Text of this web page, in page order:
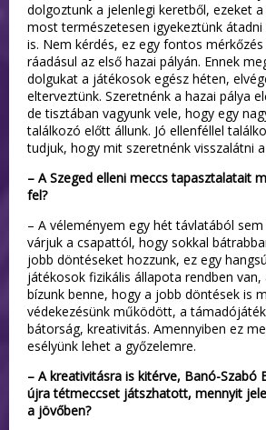
dolgoztunk a jelenlegi keretből, ezeket
most természetesen igyekeztünk
is. Nem kérdés, ez egy fontos
ráadásul az első hazai pályán. Ennek
dolgukat a játékosok egész héten,
elterveztünk. Szeretnénk a hazai pálya
de tisztában vagyunk vele, hogy egy
találkozó előtt állunk. Jó ellenféllel
tudjuk, hogy mit szeretnénk visszalátni
– A Szeged elleni meccs tapasztalatait
fel?
– A véleményem egy hét távlatából
várjuk a csapattól, hogy sokkal
jobb döntéseket hozzunk, ez egy
játékosok fizikális állapota rendben van,
bízunk benne, hogy a jobb döntések is
védekezésünk működött, a
bátorság, kreativitás. Amennyiben ez
esélyünk lehet a győzelemre.
– A kreativitásra is kitérve, Banó-Szabó
újra tétmeccset játszhatott, mennyit
a jövőben?